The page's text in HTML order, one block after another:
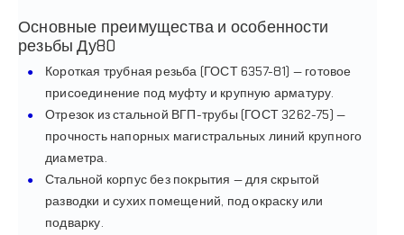
Основные преимущества и особенности
резьбы Ду80
Короткая трубная резьба (ГОСТ 6357-81) — готовое
присоединение под муфту и крупную арматуру.
Отрезок из стальной ВГП-трубы (ГОСТ 3262-75) —
прочность напорных магистральных линий крупного
диаметра.
Стальной корпус без покрытия — для скрытой
разводки и сухих помещений, под окраску или
подварку.